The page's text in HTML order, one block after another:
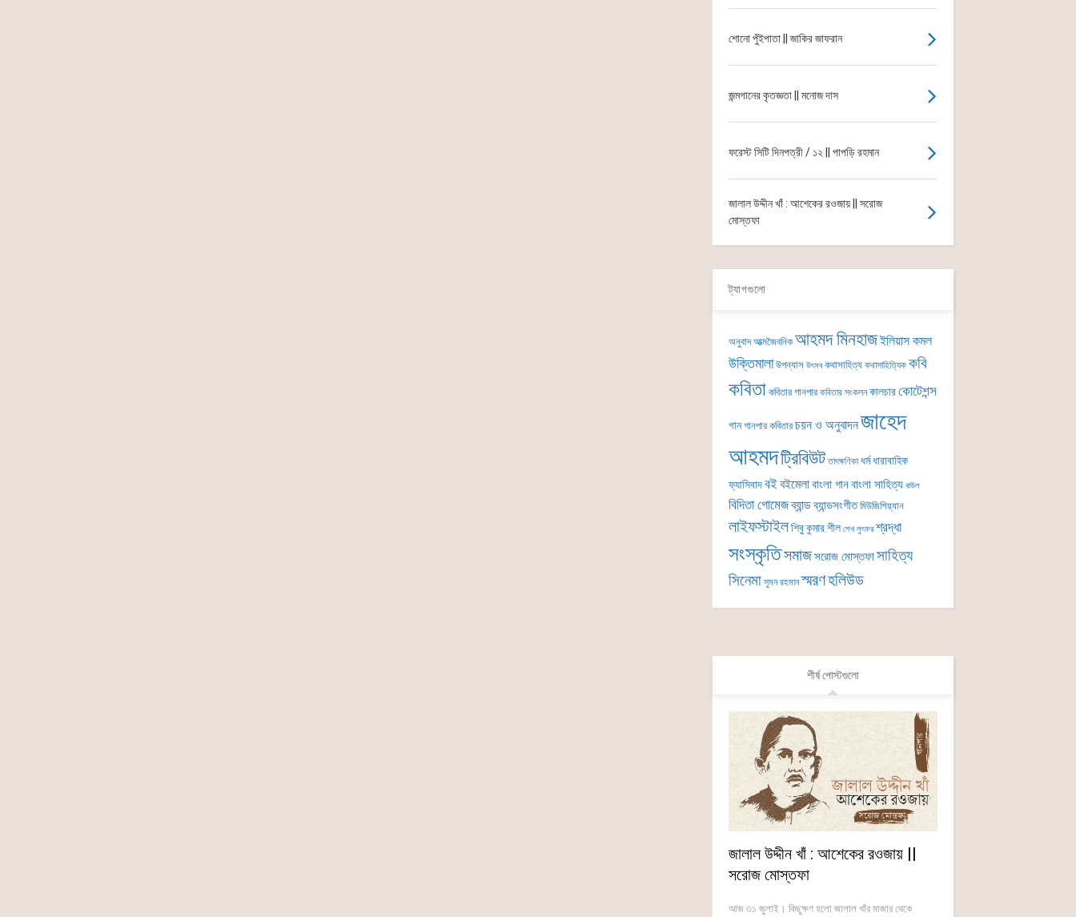
শোনো পুঁইপাতা || জাকির জাফরান
জন্মগানের কৃতজ্ঞতা || মনোজ দাস
ফরেস্ট সিটি দিনপত্রী / ১২ || পাপড়ি রহমান
জালাল উদ্দীন খাঁ : আশেকের রওজায় || সরোজ
মোস্তফা
ট্যাগগুলো
অনুবাদ আত্মজৈবনিক আহমদ মিনহাজইলিয়াস কমল
উক্তিমালা উপন্যাস উৎসব কথাসাহিত্য কথাসাহিত্যিক কবি
কবিতা কবিতার গানপার কবিতার সংকলন কালচারকোটেশন্স
গান গানপার কবিতার চয়ন ও অনুবাদনজাহেদ
আহমদট্রিবিউট তাৎক্ষণিকা ধর্ম ধারাবাহিক
ফ্যাসিবাদবইবইমেলাবাংলা গানবাংলা সাহিত্য বাউল
বিদিতা গোমেজব্যান্ডব্যান্ডসংগীত মিউজিশিয়্যান
লাইফস্টাইলশিবু কুমার শীল শেখ লুৎফর শ্রদ্ধা
সংস্কৃতিসমাজসরোজ মোস্তফাসাহিত্য
সিনেমা সুমন রহমান স্মরণহলিউড
শীর্ষ পোস্টগুলো
জালাল উদ্দীন খাঁ : আশেকের রওজায় ||
সরোজ মোস্তফা
আজ ৩১ জুলাই। কিছুক্ষণ হলো জালাল খাঁর মাজার থেকে